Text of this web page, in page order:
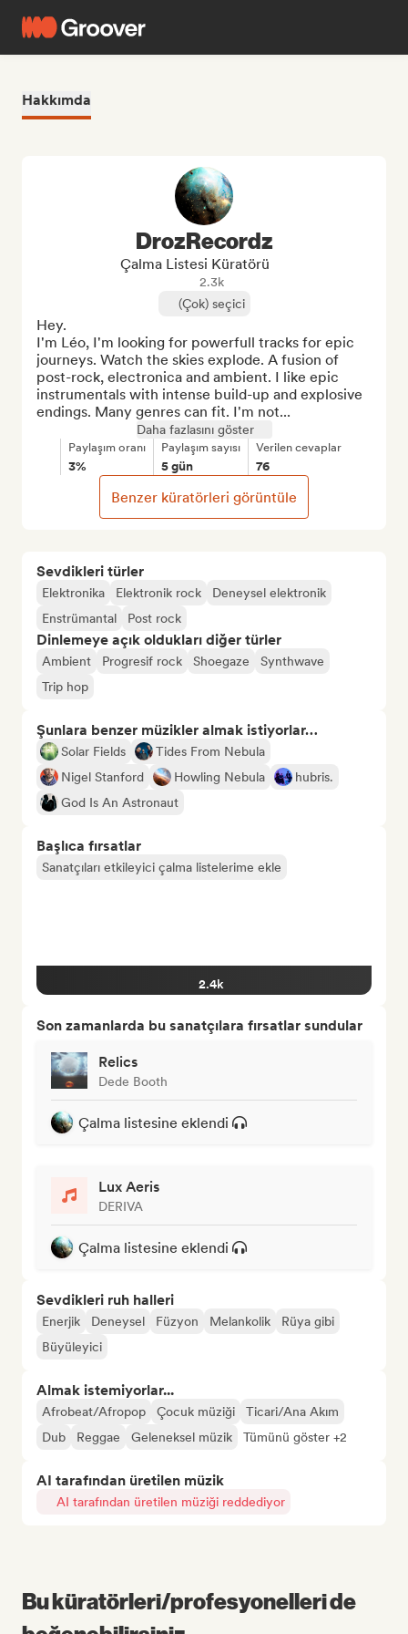
Hakkımda
Sevdikleri türler
Elektronika Elektronik rock
Deneysel elektronik
Enstrümantal
Post rock
Dinlemeye açık oldukları diğer türler
Ambient Progresif rock Shoegaze
Synthwave
Trip hop
Şunlara benzer müzikler almak istiyorlar…
Solar Fields
Tides From Nebula
Nigel Stanford
Howling Nebula
hubris.
God Is An Astronaut
Başlıca fırsatlar
Sanatçıları etkileyici çalma listelerime ekle
2.4k
Son zamanlarda bu sanatçılara fırsatlar sundular
Relics
Dede Booth
Çalma listesine eklendi
Lux Aeris
DERIVA
Çalma listesine eklendi
Sevdikleri ruh halleri
Enerjik Deneysel Füzyon Melankolik
Rüya gibi
Büyüleyici
Almak istemiyorlar...
Afrobeat/Afropop Çocuk müziği
Ticari/Ana Akım
Dub
Reggae Geleneksel müzik Tümünü göster +2
AI tarafından üretilen müzik
AI tarafından üretilen müziği reddediyor
DrozRecordz
Çalma Listesi Küratörü
2.3k
(Çok) seçici
Hey.
I'm Léo, I'm looking for powerfull tracks for epic
journeys. Watch the skies explode. A fusion of
post-rock, electronica and ambient. I like epic
instrumentals with intense build-up and explosive
endings. Many genres can fit. I'm not...
Daha fazlasını göster
Paylaşım oranı
3%
Paylaşım sayısı
5 gün
Verilen cevaplar
76
Benzer küratörleri görüntüle
Bu küratörleri/profesyonelleri de